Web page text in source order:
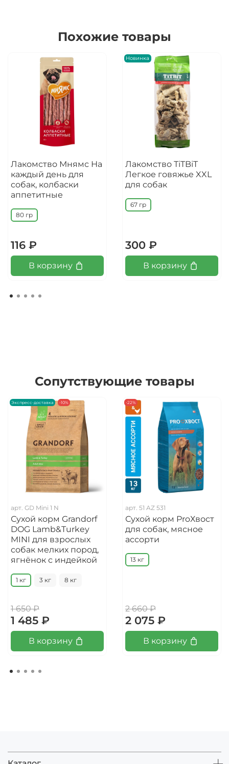
Похожие товары
Лакомство Мнямс На
каждый день для
собак, колбаски
аппетитные
80 гр
116 ₽
В корзину
Новинка
Лакомство TiTBiT
Легкое говяжье XXL
для собак
67 гр
300 ₽
В корзину
Сопутствующие товары
Экспресс-доставка -10%
арт. GD Mini 1 N
Сухой корм Grandorf
DOG Lamb&Turkey
MINI для взрослых
собак мелких пород,
ягнёнок с индейкой
1 кг 3 кг 8 кг
1 650 ₽
1 485 ₽
В корзину
-22%
арт. 51 AZ 531
Сухой корм ProХвост
для собак, мясное
ассорти
13 кг
2 660 ₽
2 075 ₽
В корзину